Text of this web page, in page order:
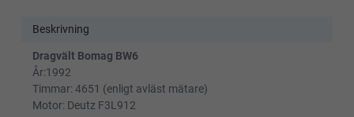
Beskrivning
Dragvält Bomag BW6
År:1992
Timmar: 4651 (enligt avläst mätare)
Motor: Deutz F3L912